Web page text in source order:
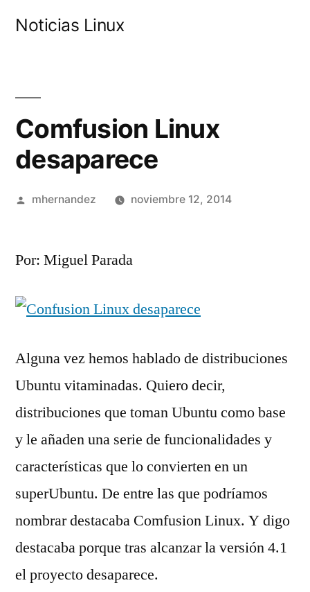
Noticias Linux
Comfusion Linux
desaparece
Publicado
mhernandez noviembre 12, 2014
Por: Miguel Parada
Alguna vez hemos hablado de distribuciones
Ubuntu vitaminadas. Quiero decir,
distribuciones que toman Ubuntu como base
y le añaden una serie de funcionalidades y
características que lo convierten en un
superUbuntu. De entre las que podríamos
nombrar destacaba Comfusion Linux. Y digo
destacaba porque tras alcanzar la versión 4.1
el proyecto desaparece.